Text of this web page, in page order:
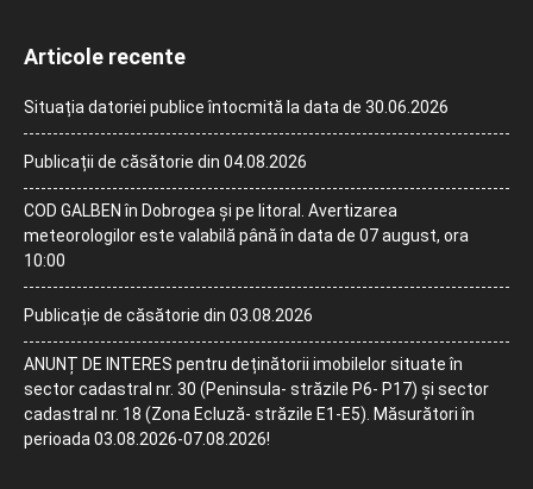
Articole recente
Situația datoriei publice întocmită la data de 30.06.2026
Publicații de căsătorie din 04.08.2026
COD GALBEN în Dobrogea și pe litoral. Avertizarea
meteorologilor este valabilă până în data de 07 august, ora
10:00
Publicație de căsătorie din 03.08.2026
ANUNȚ DE INTERES pentru deținătorii imobilelor situate în
sector cadastral nr. 30 (Peninsula- străzile P6- P17) și sector
cadastral nr. 18 (Zona Ecluză- străzile E1-E5). Măsurători în
perioada 03.08.2026-07.08.2026!